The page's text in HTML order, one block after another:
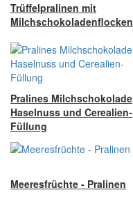
Trüffelpralinen mit
Milchschokoladenflocken
Pralines Milchschokolade
Haselnuss und Cerealien-
Füllung
Meeresfrüchte - Pralinen